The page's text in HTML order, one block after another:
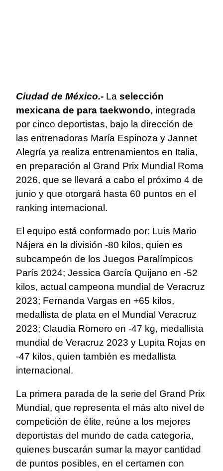
Ciudad de México.- La selección
mexicana de para taekwondo, integrada
por cinco deportistas, bajo la dirección de
las entrenadoras María Espinoza y Jannet
Alegría ya realiza entrenamientos en Italia,
en preparación al Grand Prix Mundial Roma
2026, que se llevará a cabo el próximo 4 de
junio y que otorgará hasta 60 puntos en el
ranking internacional.
El equipo está conformado por: Luis Mario
Nájera en la división -80 kilos, quien es
subcampeón de los Juegos Paralímpicos
París 2024; Jessica García Quijano en -52
kilos, actual campeona mundial de Veracruz
2023; Fernanda Vargas en +65 kilos,
medallista de plata en el Mundial Veracruz
2023; Claudia Romero en -47 kg, medallista
mundial de Veracruz 2023 y Lupita Rojas en
-47 kilos, quien también es medallista
internacional.
La primera parada de la serie del Grand Prix
Mundial, que representa el más alto nivel de
competición de élite, reúne a los mejores
deportistas del mundo de cada categoría,
quienes buscarán sumar la mayor cantidad
de puntos posibles, en el certamen con